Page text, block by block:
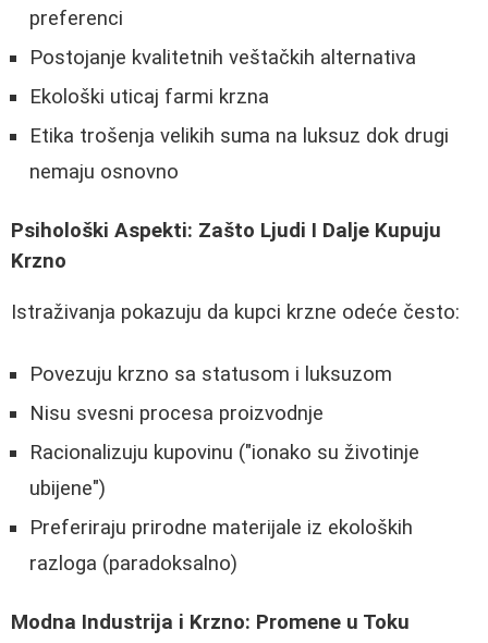
preferenci
Postojanje kvalitetnih veštačkih alternativa
Ekološki uticaj farmi krzna
Etika trošenja velikih suma na luksuz dok drugi
nemaju osnovno
Psihološki Aspekti: Zašto Ljudi I Dalje Kupuju
Krzno
Istraživanja pokazuju da kupci krzne odeće često:
Povezuju krzno sa statusom i luksuzom
Nisu svesni procesa proizvodnje
Racionalizuju kupovinu ("ionako su životinje
ubijene")
Preferiraju prirodne materijale iz ekoloških
razloga (paradoksalno)
Modna Industrija i Krzno: Promene u Toku